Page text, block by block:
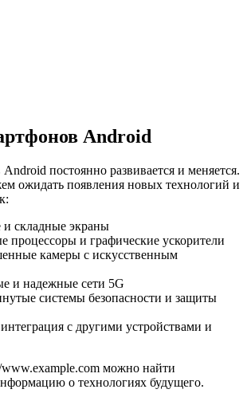
Android
постоянно развивается и меняется.
ожидать появления новых технологий и
и складные экраны
процессоры и графические ускорители
камеры с искусственным
и надежные сети 5G
системы безопасности и защиты
с другими устройствами и
можно найти
о технологиях будущего.